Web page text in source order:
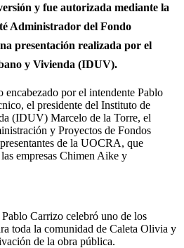
y fue autorizada mediante la
Administrador del Fondo
presentación realizada por el
y Vivienda (IDUV).
por el intendente Pablo
el presidente del Instituto de
(IDUV) Marcelo de la Torre, el
y Proyectos de Fondos
de la UOCRA, que
empresas Chimen Aike y
Carrizo celebró uno de los
toda la comunidad de Caleta Olivia y
de la obra pública.